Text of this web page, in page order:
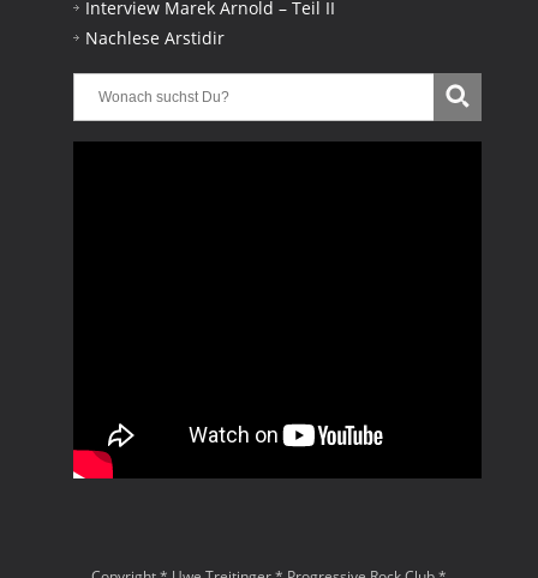
Interview Marek Arnold – Teil II
Nachlese Arstidir